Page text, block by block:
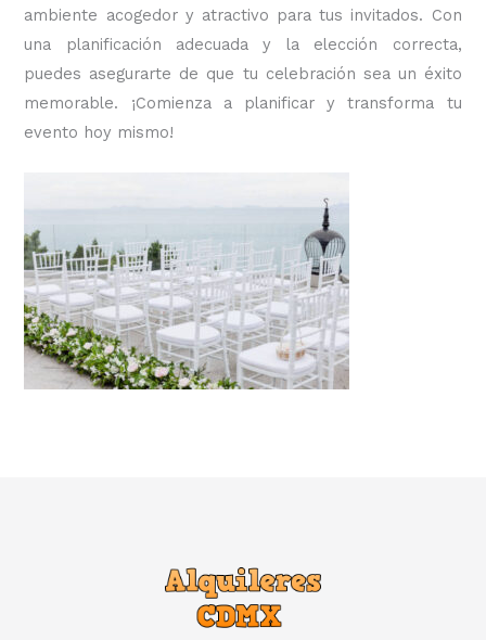
ambiente acogedor y atractivo para tus invitados. Con
una planificación adecuada y la elección correcta,
puedes asegurarte de que tu celebración sea un éxito
memorable. ¡Comienza a planificar y transforma tu
evento hoy mismo!